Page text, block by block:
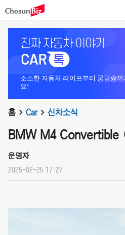
소소한 자동차 라이프부터 궁금증
요!
홈 Car 신차소식
BMW M4 Convertible
운영자
2025-02-25 17:27